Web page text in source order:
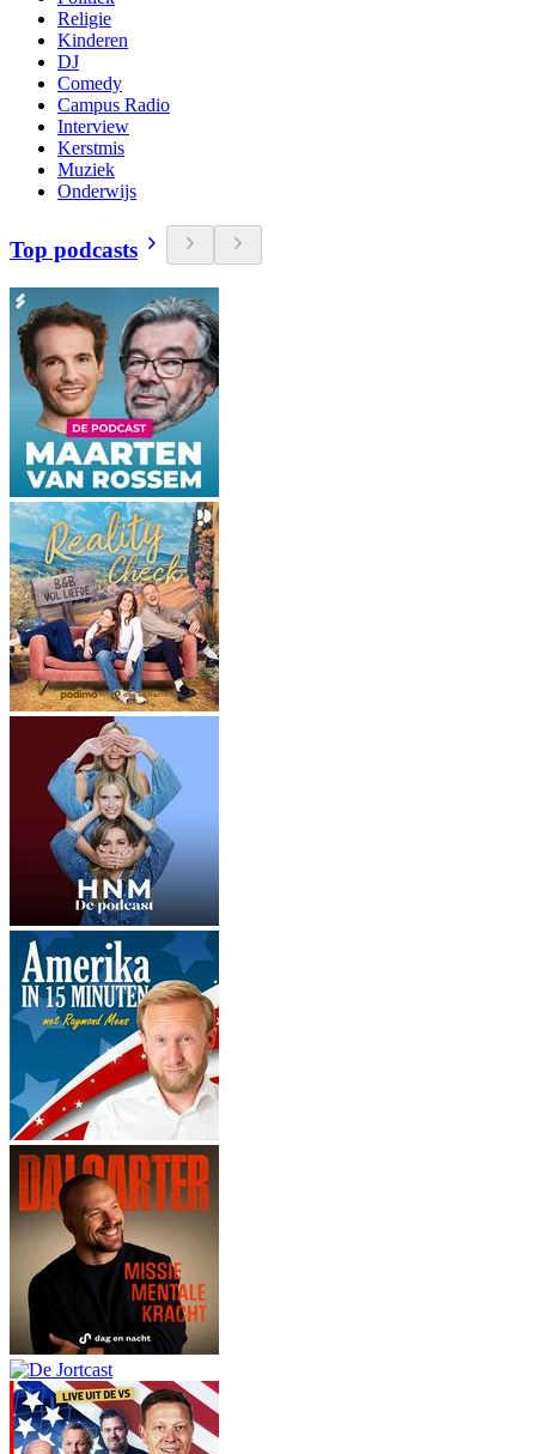
Religie
Kinderen
DJ
Comedy
Campus Radio
Interview
Kerstmis
Muziek
Onderwijs
Top podcasts